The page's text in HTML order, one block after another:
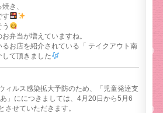
き、
す
弁当が増えていますね。
お店を紹介されている「 テイクアウト南
て頂きました
ィルス感染拡大予防のため、「児童発達支
」ににつきましては、4月20日から5月6
させていただきます。